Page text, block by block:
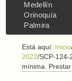
Medellín
Orinoquía
Palmira
Está aquí: Inicio
2022/SCP-124-
mínima.